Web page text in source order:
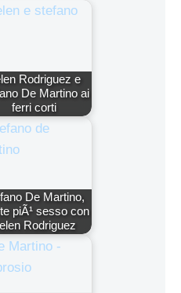
Rodriguez e
De Martino ai
ferri corti
De Martino,
piÃ¹ sesso con
Rodriguez